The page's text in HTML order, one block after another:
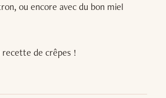
ou encore avec du bon miel
recette de crêpes !